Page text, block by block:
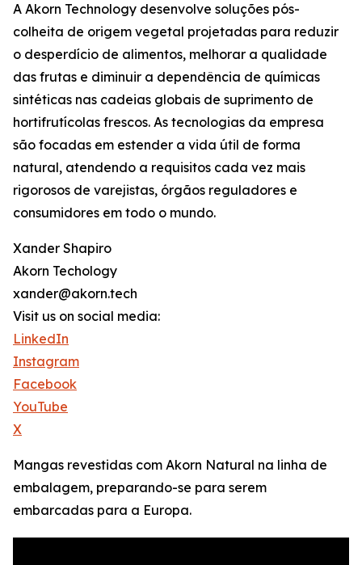
A Akorn Technology desenvolve soluções pós-
colheita de origem vegetal projetadas para reduzir
o desperdício de alimentos, melhorar a qualidade
das frutas e diminuir a dependência de químicas
sintéticas nas cadeias globais de suprimento de
hortifrutícolas frescos. As tecnologias da empresa
são focadas em estender a vida útil de forma
natural, atendendo a requisitos cada vez mais
rigorosos de varejistas, órgãos reguladores e
consumidores em todo o mundo.
Xander Shapiro
Akorn Techology
xander@akorn.tech
Visit us on social media:
LinkedIn
Instagram
Facebook
YouTube
X
Mangas revestidas com Akorn Natural na linha de
embalagem, preparando-se para serem
embarcadas para a Europa.